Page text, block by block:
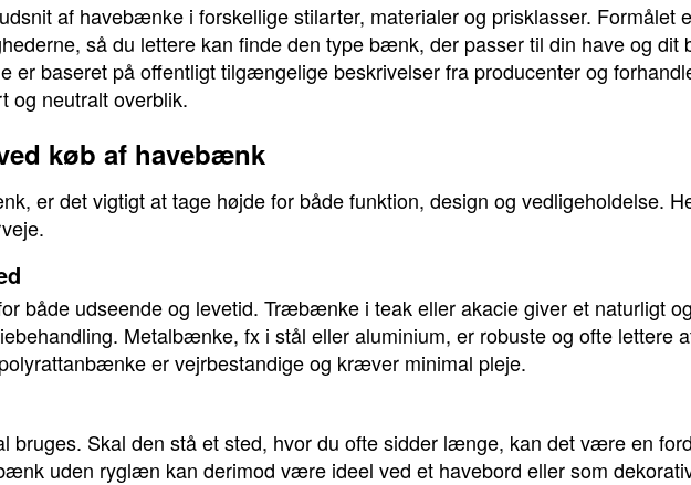
af havebænke i forskellige stilarter, materialer og prisklasser. Formålet
så du lettere kan finde den type bænk, der passer til din have og dit
er baseret på offentligt tilgængelige beskrivelser fra producenter og
og neutralt overblik.
køb af havebænk
er det vigtigt at tage højde for både funktion, design og vedligeholdelse.
både udseende og levetid. Træbænke i teak eller akacie giver et naturligt
Metalbænke, fx i stål eller aluminium, er robuste og ofte lettere
er vejrbestandige og kræver minimal pleje.
bruges. Skal den stå et sted, hvor du ofte sidder længe, kan det være en
uden ryglæn kan derimod være ideel ved et havebord eller som